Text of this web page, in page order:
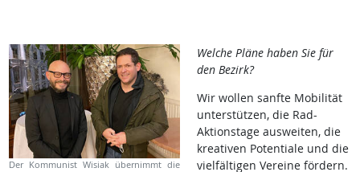
Der Kommunist Wisiak übernimmt die
Welche Pläne haben Sie für
den Bezirk?
Wir wollen sanfte Mobilität
unterstützen, die Rad-
Aktionstage ausweiten, die
kreativen Potentiale und die
vielfältigen Vereine fördern.